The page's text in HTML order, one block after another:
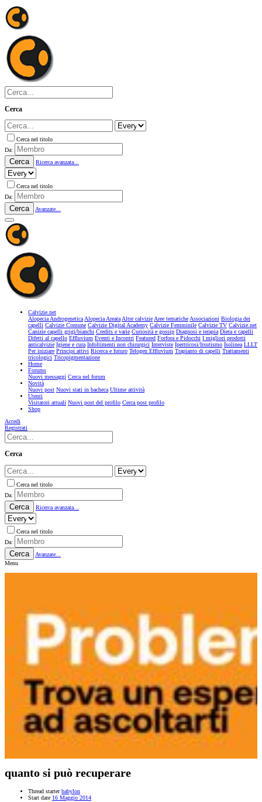
Cerca
Cerca nel titolo
Da:
Cerca Ricerca avanzata...
Cerca nel titolo
Da:
Cerca Avanzate...
Calvizie.net
Alopecia AndrogeneticaAlopecia AreataAltre calvizieAree tematicheAssociazioni Biologia dei
capelli Calvizie Comune Calvizie Digital Academy Calvizie Femminile Calvizie TV Calvizie.net
Canizie capelli grigi/bianchi Credits e varie Curiosità e gossip Diagnosi e terapia Dieta e capelli
Difetti al capello Effluvium Eventi e Incontri Featured Forfora e Pidocchi I migliori prodotti
anticalvizie Igiene e cura Infoltimenti non chirurgici Interviste Ipertricosi/Irsutismo Isolinea LLLT
Per iniziare Principi attivi Ricerca e futuro Telogen Effluvium Trapianto di capelli Trattamenti
tricologici Tricopigmentazione
Home
Forums
Nuovi messaggi Cerca nel forum
Novità
Nuovi post Nuovi stati in bacheca Ultime attività
Utenti
Visitatori attuali Nuovi post del profilo Cerca post profilo
Shop
Accedi
Registrati
Cerca
Cerca nel titolo
Da:
Cerca Ricerca avanzata...
Cerca nel titolo
Da:
Cerca
Avanzate...
Menu
quanto si può recuperare
Thread starter babylon
Start date 16 Maggio 2014